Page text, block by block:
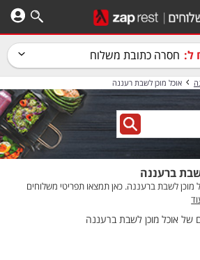
ל: חסרה כתובת משלוח
אוכל מוכן לשבת רעננה
ברעננה
לשבת ברעננה. כאן תמצאו תפריטי משלוחים